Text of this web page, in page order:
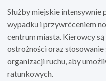
Służby miejskie intensywnie
wypadku i przywróceniem
centrum miasta. Kierowcy
ostrożności oraz
organizacji ruchu, aby
ratunkowych.